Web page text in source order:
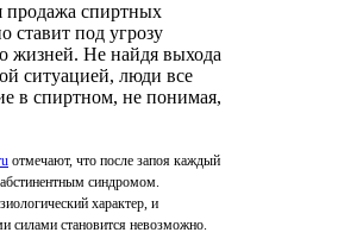
продажа спиртных
ставит под угрозу
жизней. Не найдя выхода
ситуацией, люди все
в спиртном, не понимая,
отмечают, что после запоя каждый
синдромом.
характер, и
силами становится невозможно.